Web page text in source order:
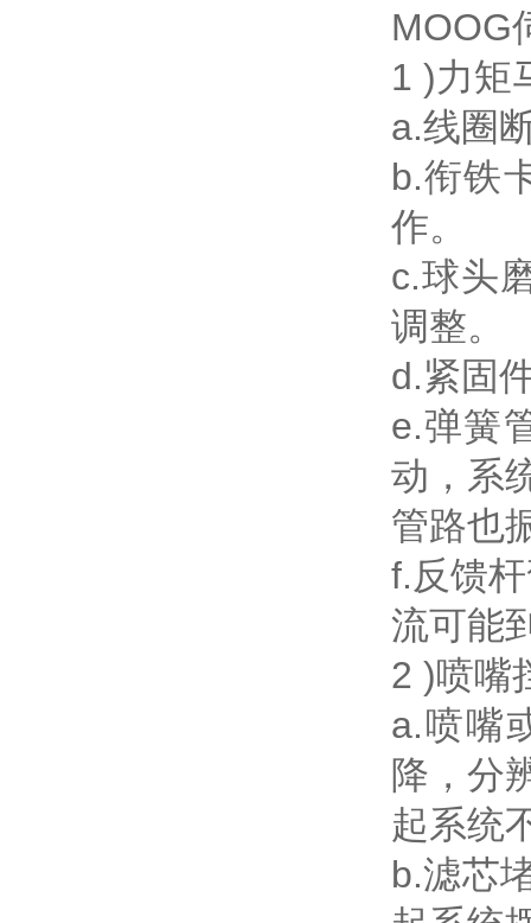
MOOG
1 )力矩
a.线圈
b.衔铁
作。
c.球头
调整。
d.紧固
e.弹簧
动，系
管路也
f.反馈
流可能
2 )喷嘴
a.喷嘴
降，分
起系统
b.滤芯